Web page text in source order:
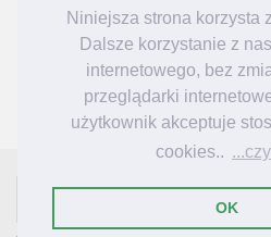
Niniejsza strona korzysta
Dalsze korzystanie z
internetowego, bez
przeglądarki
użytkownik akceptuje
cookies..
OK
Wielka Brytania
Niemcy
- tu mieszkają inspiracje